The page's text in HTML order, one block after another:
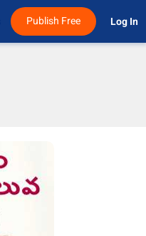
Publish Free Log In